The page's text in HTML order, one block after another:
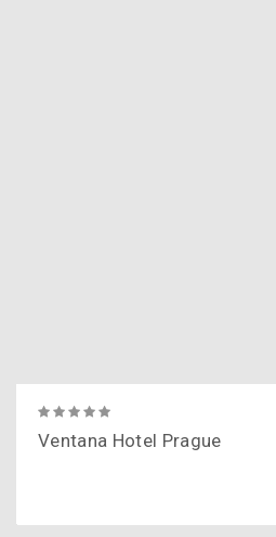
Ventana Hotel Prague